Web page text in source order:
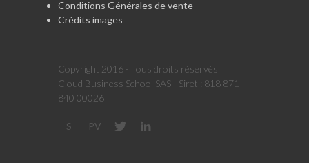
Conditions Générales de vente
Crédits images
Copyright 2016 - Tous droits réservés
Cloud Business School SAS | Siret : 818 871
840 00026
S
PV